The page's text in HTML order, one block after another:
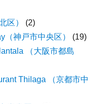
区）
(2)
（神戸市中央区）
(19)
（大阪市都島
Thilaga （京都市中